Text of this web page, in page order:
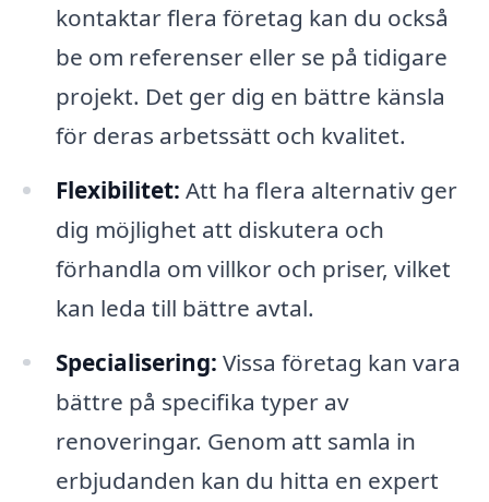
kontaktar flera företag kan du också
be om referenser eller se på tidigare
projekt. Det ger dig en bättre känsla
för deras arbetssätt och kvalitet.
Flexibilitet: Att ha flera alternativ ger
dig möjlighet att diskutera och
förhandla om villkor och priser, vilket
kan leda till bättre avtal.
Specialisering: Vissa företag kan vara
bättre på specifika typer av
renoveringar. Genom att samla in
erbjudanden kan du hitta en expert